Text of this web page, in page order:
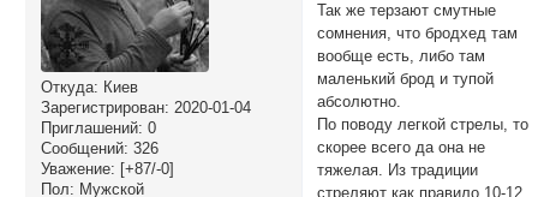
Откуда: Киев
Зарегистрирован: 2020-01-04
Приглашений: 0
Сообщений: 326
Уважение: [+87/-0]
Пол: Мужской
Так же терзают смутные
сомнения, что бродхед там
вообще есть, либо там
маленький брод и тупой
абсолютно.
По поводу легкой стрелы, то
скорее всего да она не
тяжелая. Из традиции
стреляют как правило 10-12